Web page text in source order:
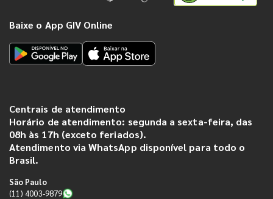
Baixe o App GIV Online
Centrais de atendimento
Horário de atendimento: segunda a sexta-feira, das
08h às 17h (exceto feriados).
Atendimento via WhatsApp disponível para todo o
Brasil.
São Paulo
(11) 4003-9879